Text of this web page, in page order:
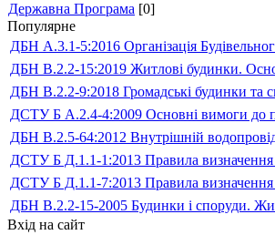
Державна Програма [0]
Популярне
ДБН А.3.1-5:2016 Організація
ДБН В.2.2-15:2019 Житлові будинки.
ДБН В.2.2-9:2018 Громадські будинки та
ДСТУ Б А.2.4-4:2009 Основні вимоги до
ДБН В.2.5-64:2012 Внутрішній водопровід
ДСТУ Б Д.1.1-1:2013 Правила визначення
ДСТУ Б Д.1.1-7:2013 Правила визначення
ДБН В.2.2-15-2005 Будинки і споруди.
Вхід на сайт